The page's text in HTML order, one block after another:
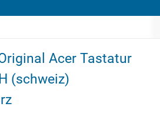
Acer Tastatur
(schweiz)